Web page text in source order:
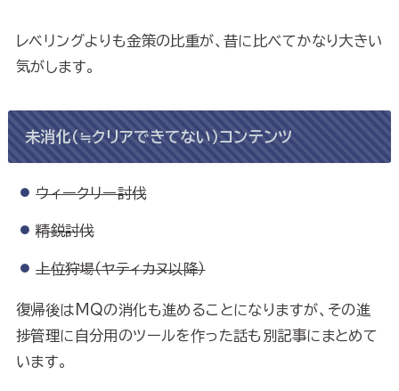
レベリングよりも金策の比重が、昔に比べてかなり大きい
気がします。
未消化（≒クリアできてない）コンテンツ
ウィークリー討伐
精鋭討伐
上位狩場（ヤティカヌ以降）
復帰後はMQの消化も進めることになりますが、その進
捗管理に自分用のツールを作った話も別記事にまとめて
います。